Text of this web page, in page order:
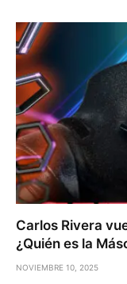
Carlos Rivera
¿Quién es la
NOVIEMBRE 10, 2025